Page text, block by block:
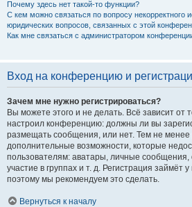
Почему здесь нет такой-то функции?
С кем можно связаться по вопросу некорректного
юридических вопросов, связанных с этой
Как мне связаться с администратором
Вход на конференцию и
Зачем мне нужно регистрироваться?
Вы можете этого и не делать. Всё зависит от
настроил конференцию: должны ли вы
размещать сообщения, или нет. Тем не менее
дополнительные возможности, которые
пользователям: аватары, личные
участие в группах и т. д. Регистрация займёт
поэтому мы рекомендуем это сделать.
Вернуться к началу